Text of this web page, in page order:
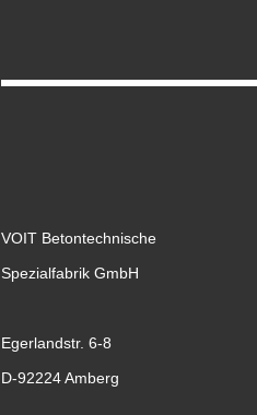
VOIT Betontechnische
Spezialfabrik GmbH
Egerlandstr. 6-8
D-92224 Amberg